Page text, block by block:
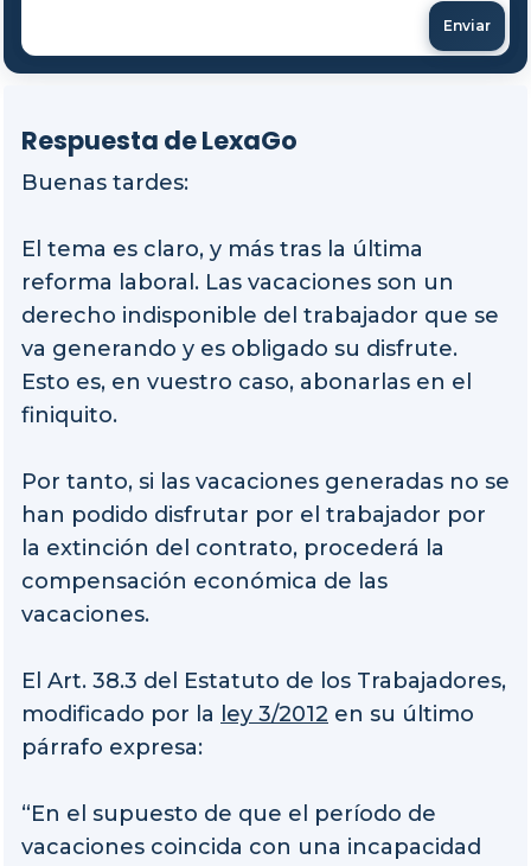
Enviar
Respuesta de LexaGo
Buenas tardes:
El tema es claro, y más tras la última
reforma laboral. Las vacaciones son un
derecho indisponible del trabajador que se
va generando y es obligado su disfrute.
Esto es, en vuestro caso, abonarlas en el
finiquito.
Por tanto, si las vacaciones generadas no se
han podido disfrutar por el trabajador por
la extinción del contrato, procederá la
compensación económica de las
vacaciones.
El Art. 38.3 del Estatuto de los Trabajadores,
modificado por la ley 3/2012 en su último
párrafo expresa:
“En el supuesto de que el período de
vacaciones coincida con una incapacidad